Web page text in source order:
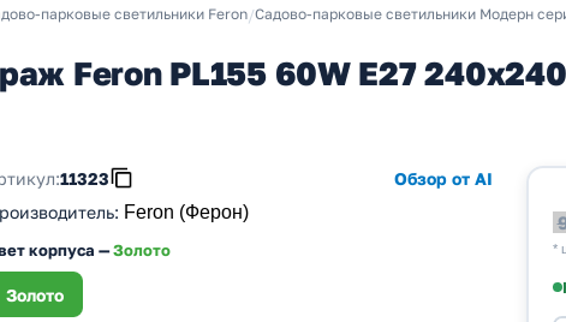
парковые светильники Feron/Садово-парковые светильники Модерн
Feron PL155 60W E27
11323
Обзор от AI
: Feron (Ферон)
корпуса —Золото
Золото
*